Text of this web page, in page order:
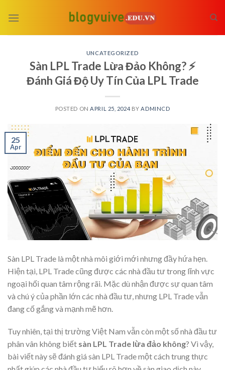
UNCATEGORIZED
Sàn LPL Trade Lừa Đảo Không? ⚡️
Đánh Giá Độ Uy Tín Của LPL Trade
POSTED ON APRIL 25, 2024 BY ADMINCD
25
Apr
Sàn LPL Trade là một nhà môi giới mới nhưng đầy hứa hẹn.
Hiện tại, LPL Trade cũng được các nhà đầu tư trong lĩnh vực
ngoại hối quan tâm rộng rãi. Mặc dù nhận được sự quan tâm
và chú ý của phần lớn các nhà đầu tư, nhưng LPL Trade vẫn
đang cố gắng và mạnh mẽ hơn.
Tuy nhiên, tại thị trường Việt Nam vẫn còn một số nhà đầu tư
phân vân không biết sàn LPL Trade lừa đảo không? Vì vậy,
bài viết này sẽ đánh giá sàn LPL Trade một cách trung thực